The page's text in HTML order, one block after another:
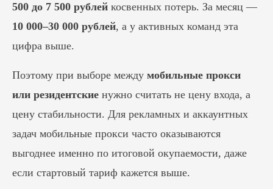
500 до 7 500 рублей косвенных потерь. За месяц —
10 000–30 000 рублей, а у активных команд эта
цифра выше.
Поэтому при выборе между мобильные прокси
или резидентские нужно считать не цену входа, а
цену стабильности. Для рекламных и аккаунтных
задач мобильные прокси часто оказываются
выгоднее именно по итоговой окупаемости, даже
если стартовый тариф кажется выше.